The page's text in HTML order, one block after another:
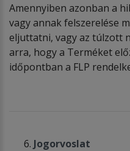
Amennyiben azonban a
vagy annak felszerelése
eljuttatni, vagy az túlzott
arra, hogy a Terméket
időpontban a FLP
Jogorvoslat